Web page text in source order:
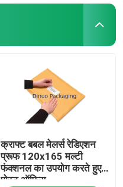
क्राफ्ट बबल मेलर्स रेडिएशन
प्रूफ 120x165 मल्टी
फंक्शनल का उपयोग करते हुए
पोस्ट ऑफिस